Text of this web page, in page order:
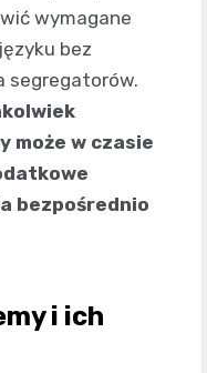
wymagane
bez
segregatorów.
może w czasie
bezpośrednio
i ich